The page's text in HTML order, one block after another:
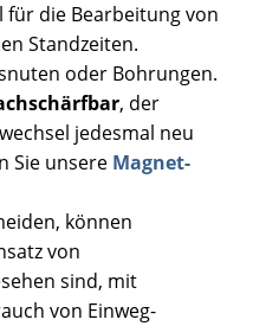
für die Bearbeitung von
Standzeiten.
oder Bohrungen.
, der
jedesmal neu
Sie unsere Magnet-
können
von
sind, mit
von Einweg-